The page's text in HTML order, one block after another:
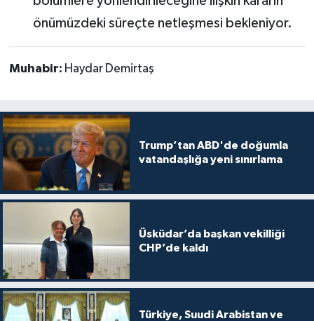
önümüzdeki süreçte netleşmesi bekleniyor.
Muhabir: Haydar Demirtaş
Trump’tan ABD'de doğumla
vatandaşlığa yeni sınırlama
Üsküdar’da başkan vekilliği
CHP’de kaldı
Türkiye, Suudi Arabistan ve